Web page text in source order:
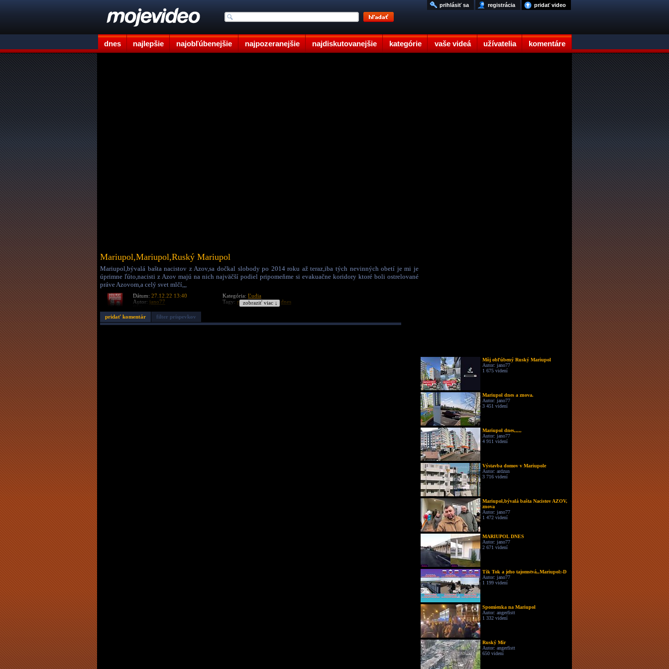
dnes najlepšie najobľúbenejšie najpozeranejšie najdiskutovanejšie kategórie vaše videá užívatelia komentáre
pridať video
registrácia
prihlásiť sa
Mariupol,Mariupol,Ruský Mariupol
Mariupol,bývalá bašta nacistov z Azov,sa dočkal slobody po 2014 roku až teraz,iba tých nevinných obetí je mi je
úprimne ľúto,nacisti z Azov majú na nich najväčší podiel pripomeňme si evakuačne koridory ktoré boli ostrelované
práve Azovom,a celý svet mlčí,,,
Dátum: 27.12.22 13:40
Autor: jano77
Kategória: Ľudia
Tagy: mariupol ukrajina dnes
zobraziť viac ↓
pridať komentár filter príspevkov
Môj obľúbený Ruský Mariupol
Autor: jano77
1 675 videní
Mariupol dnes a znova.
Autor: jano77
3 451 videní
Mariupol dnes,,,,,
Autor: jano77
4 911 videní
Výstavba domov v Mariupole
Autor: ardzun
3 716 videní
Mariupol,bývalá bašta Nacistov AZOV,
znova
Autor: jano77
1 472 videní
MARIUPOL DNES
Autor: jano77
2 671 videní
Tik Tok a jeho tajomstvá,,Mariupol:-D
Autor: jano77
1 199 videní
Spomienka na Mariupol
Autor: angerfistt
1 332 videní
Ruský Mir
Autor: angerfistt
650 videní